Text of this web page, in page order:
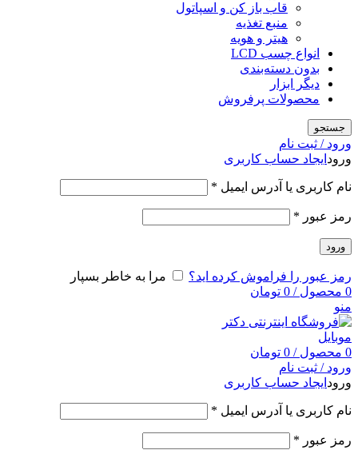
قاب باز کن و اسپاتول
منبع تغذیه
هیتر و هویه
انواع چسب LCD
بدون دسته‌بندی
دیگر ابزار
محصولات پرفروش
جستجو
ورود / ثبت نام
ورود ایجاد حساب کاربری
نام کاربری یا آدرس ایمیل *
رمز عبور *
ورود
رمز عبور را فراموش کرده اید؟
مرا به خاطر بسپار
0 محصول /
0 تومان
منو
0 محصول /
0 تومان
ورود / ثبت نام
ورود ایجاد حساب کاربری
نام کاربری یا آدرس ایمیل *
رمز عبور *